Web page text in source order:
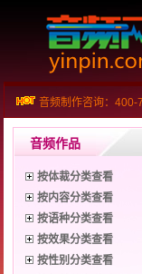
音频制作咨询：400-
音频作品
按体裁分类查看
按内容分类查看
按语种分类查看
按效果分类查看
按性别分类查看